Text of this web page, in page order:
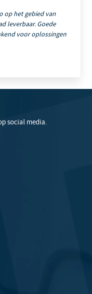
op het gebied van
leverbaar. Goede
voor oplossingen
social media.